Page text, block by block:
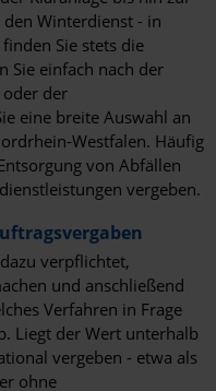
Winterdienst - in
Sie stets die
Sie einfach nach der
der
eine breite Auswahl an
Westfalen. Häufig
von Abfällen
vergeben.
verpflichtet,
und anschließend
Verfahren in Frage
Liegt der Wert unterhalb
vergeben - etwa als
ohne